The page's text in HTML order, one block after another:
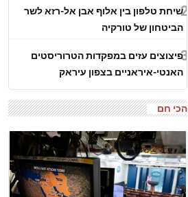
2שיחת טלפון בין אלוף אבן אל-רזא לשר
הביטחון של טורקיה
3פיצוצים עזים במפקדות הטרוריסטים
האנטי-איראניים בצפון עיראק
הכי חם